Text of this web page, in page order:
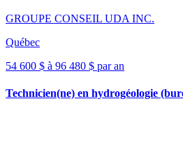
GROUPE CONSEIL UDA INC.
Québec
54 600 $ à 96 480 $ par an
Technicien(ne) en hydrogéologie